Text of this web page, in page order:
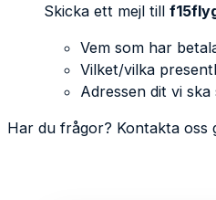
Skicka ett mejl till
Vem som har
Vilket/vilka
Adressen dit vi
Har du frågor? Kontakta oss